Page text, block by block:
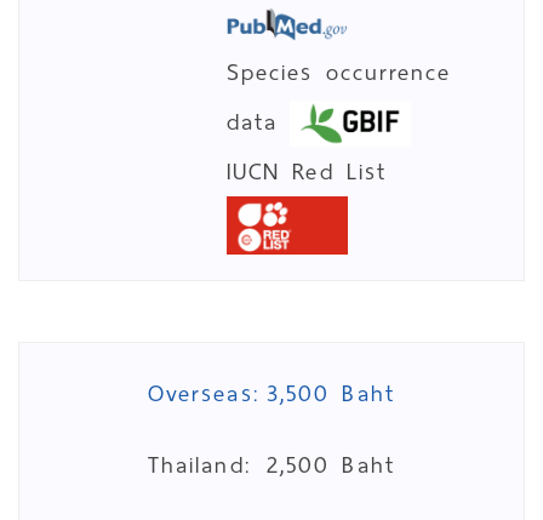
Species occurrence
data
IUCN Red List
Overseas: 3,500 Baht
Thailand: 2,500 Baht